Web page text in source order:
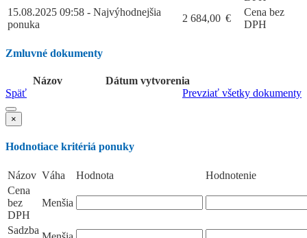
15.08.2025 09:58 - Najvýhodnejšia
ponuka
2 684,00 €
Cena bez
DPH
Zmluvné dokumenty
Názov
Dátum vytvorenia
Prevziať všetky dokumenty
Späť
×
Hodnotiace kritériá ponuky
Názov Váha Hodnota
Hodnotenie
Cena
bez
DPH
Menšia
Sadzba